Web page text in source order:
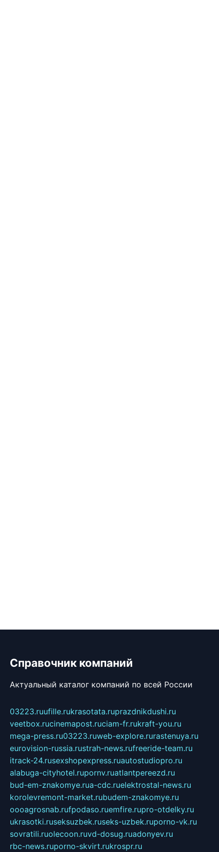
Справочник компаний
Актуальный каталог компаний по всей России
03223.ruufille.rukrasotata.ruprazdnikdushi.ru
veetbox.rucinemapost.ruciam-fr.rukraft-you.ru
mega-press.ru03223.ruweb-explore.rurastenuya.ru
eurovision-russia.rustrah-news.rufreeride-team.ru
itrack-24.rusexshopexpress.ruautostudiopro.ru
alabuga-cityhotel.rupornv.ruatlantpereezd.ru
bud-em-znakomye.rua-cdc.ruelektrostal-news.ru
korolevremont-market.rubudem-znakomye.ru
oooagrosnab.rufpodaso.ruemfire.rupro-otdelky.ru
ukrasotki.ruseksuzbek.ruseks-uzbek.ruporno-vk.ru
sovratili.ruolecoon.ruvd-dosug.ruadonyev.ru
rbc-news.ruporno-skvirt.rukrospr.ru